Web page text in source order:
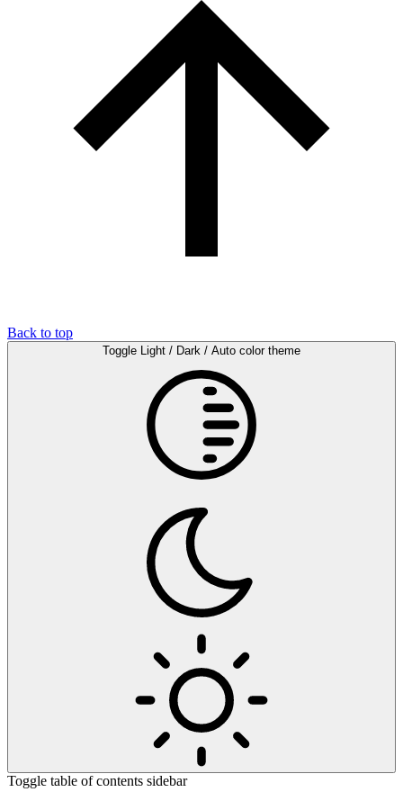
Back to top
Toggle Light / Dark / Auto color theme
Toggle table of contents sidebar